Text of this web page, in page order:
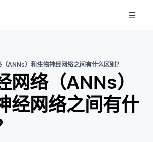
ANNs）和生物神经网络之间有什么区别？
网络（ANNs）
经网络之间有什